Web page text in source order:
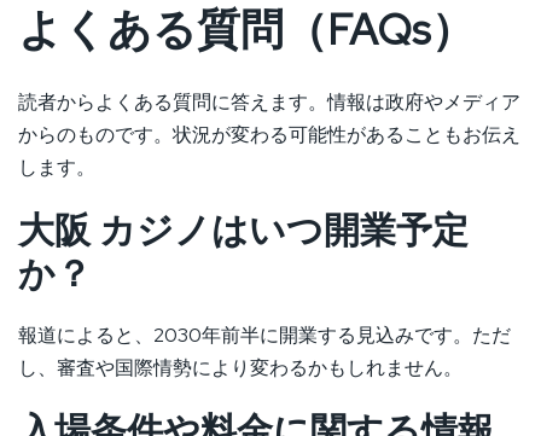
よくある質問（FAQs）
読者からよくある質問に答えます。情報は政府やメディア
からのものです。状況が変わる可能性があることもお伝え
します。
大阪 カジノはいつ開業予定
か？
報道によると、2030年前半に開業する見込みです。ただ
し、審査や国際情勢により変わるかもしれません。